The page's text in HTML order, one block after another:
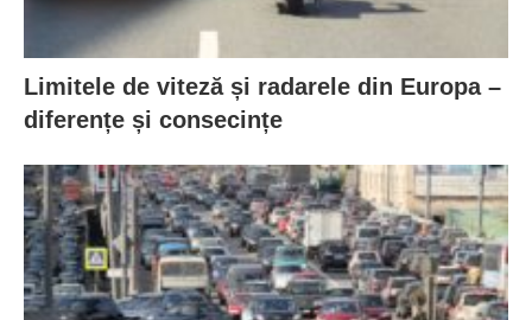
Limitele de viteză și radarele din Europa –
diferențe și consecințe